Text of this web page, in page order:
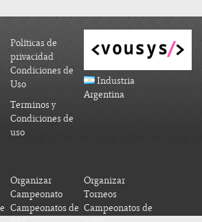
Políticas de
privacidad
Condiciones de
Uso
Terminos y
Condiciones de
uso
Industria
Argentina
Organizar
Campeonato
Organizar
Torneos
Campeonatos de Campeonatos de